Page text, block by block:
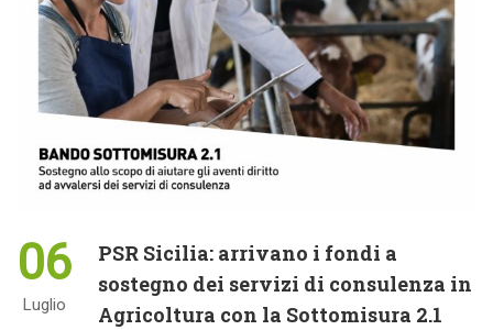
06
Luglio
PSR Sicilia: arrivano i fondi a
sostegno dei servizi di consulenza in
Agricoltura con la Sottomisura 2.1